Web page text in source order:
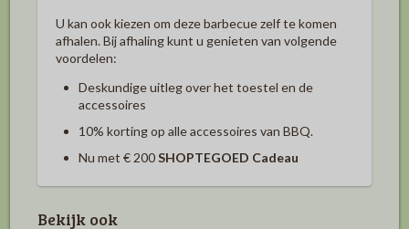
U kan ook kiezen om deze barbecue zelf te komen
afhalen. Bij afhaling kunt u genieten van volgende
voordelen:
Deskundige uitleg over het toestel en de
accessoires
10% korting op alle accessoires van BBQ.
Nu met € 200SHOPTEGOED Cadeau
Bekijk ook